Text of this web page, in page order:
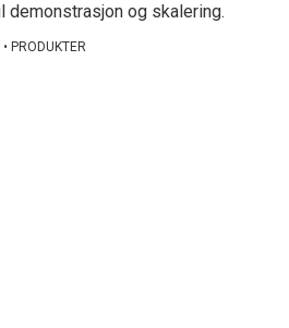
demonstrasjon og skalering.
• PRODUKTER